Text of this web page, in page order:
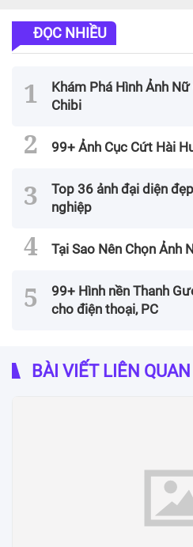
ĐỌC NHIỀU
Khám Phá Hình Ảnh
Chibi
99+ Ảnh Cục Cứt Hài
Top 36 ảnh đại diện
nghiệp
Tại Sao Nên Chọn Ảnh
99+ Hình nền Thanh
cho điện thoại, PC
BÀI VIẾT LIÊN QUAN